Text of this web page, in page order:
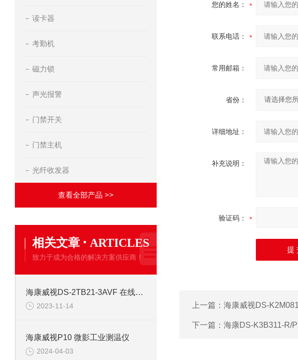
读卡器
考勤机
磁力锁
声光报警
门禁开关
门禁主机
光纤收发器
查看全部产品 >>
相关文章 · ARTICLES
致力于成为合格的解决方案供应商！
海康威视DS-2TB21-3AVF 在线式热成像检测筛查仪卡片机安检
2023-11-14
海康威视P10 微影工业测温仪
2024-04-03
您的姓名：
联系电话：
常用邮箱：
省份：
详细地址：
补充说明：
验证码：
上一篇： 海康威视DS-
下一篇： 海康DS-K3B311-R/